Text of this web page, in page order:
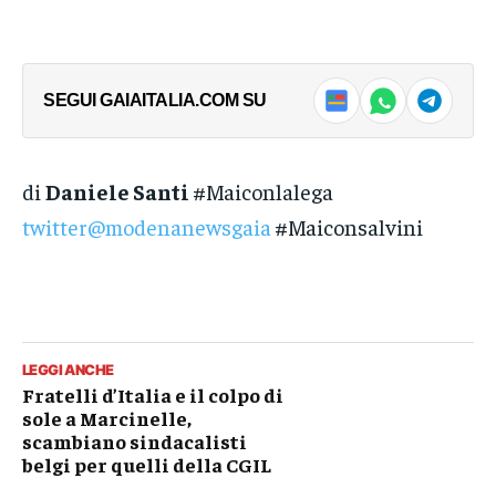
SEGUI GAIAITALIA.COM SU
di Daniele Santi #Maiconlalega
twitter@modenanewsgaia #Maiconsalvini
LEGGI ANCHE
Fratelli d’Italia e il colpo di
sole a Marcinelle,
scambiano sindacalisti
belgi per quelli della CGIL